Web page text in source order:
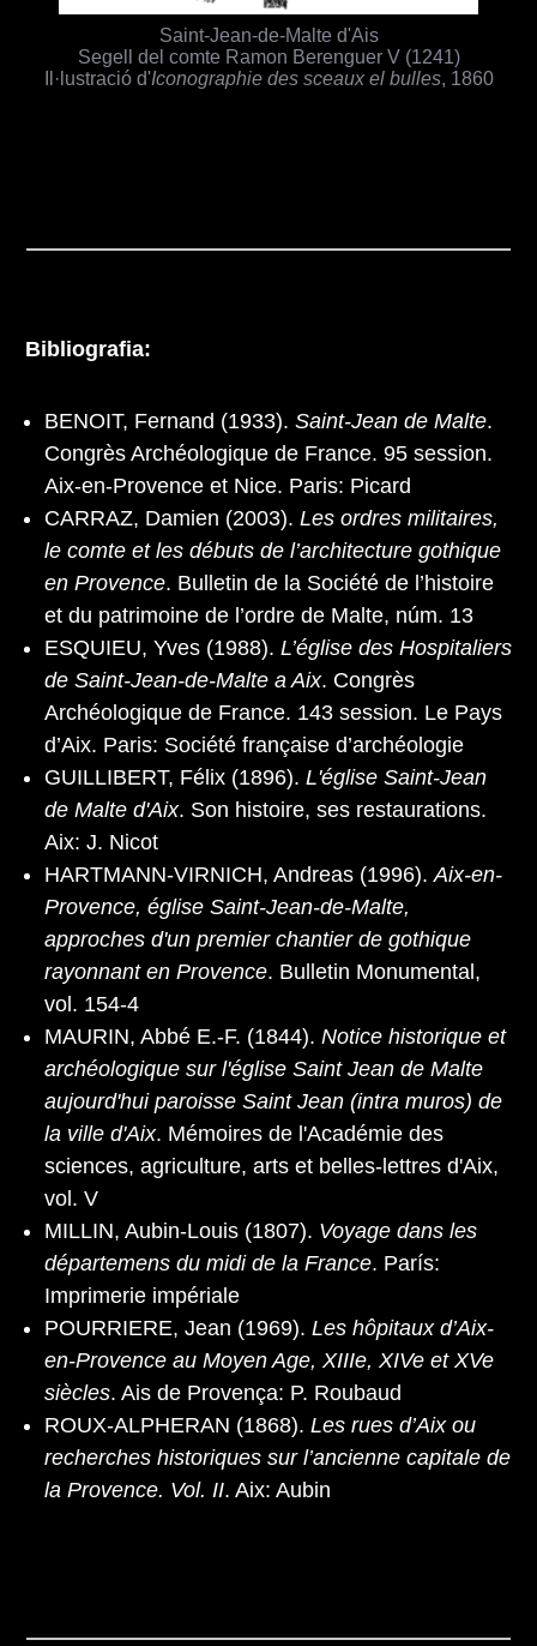
Saint-Jean-de-Malte d'Ais
Segell del comte Ramon Berenguer V (1241)
Il·lustració d'Iconographie des sceaux el bulles, 1860
Bibliografia:
BENOIT, Fernand (1933). Saint-Jean de Malte.
Congrès Archéologique de France. 95 session.
Aix-en-Provence et Nice. Paris: Picard
CARRAZ, Damien (2003). Les ordres militaires,
le comte et les débuts de l’architecture gothique
en Provence. Bulletin de la Société de l’histoire
et du patrimoine de l’ordre de Malte, núm. 13
ESQUIEU, Yves (1988). L’église des Hospitaliers
de Saint-Jean-de-Malte a Aix. Congrès
Archéologique de France. 143 session. Le Pays
d’Aix. Paris: Société française d’archéologie
GUILLIBERT, Félix (1896). L'église Saint-Jean
de Malte d'Aix. Son histoire, ses restaurations.
Aix: J. Nicot
HARTMANN-VIRNICH, Andreas (1996). Aix-en-
Provence, église Saint-Jean-de-Malte,
approches d'un premier chantier de gothique
rayonnant en Provence. Bulletin Monumental,
vol. 154-4
MAURIN, Abbé E.-F. (1844). Notice historique et
archéologique sur l'église Saint Jean de Malte
aujourd'hui paroisse Saint Jean (intra muros) de
la ville d'Aix. Mémoires de l'Académie des
sciences, agriculture, arts et belles-lettres d'Aix,
vol. V
MILLIN, Aubin-Louis (1807). Voyage dans les
départemens du midi de la France. París:
Imprimerie impériale
POURRIERE, Jean (1969). Les hôpitaux d’Aix-
en-Provence au Moyen Age, XIIIe, XIVe et XVe
siècles. Ais de Provença: P. Roubaud
ROUX-ALPHERAN (1868). Les rues d’Aix ou
recherches historiques sur l’ancienne capitale de
la Provence. Vol. II. Aix: Aubin